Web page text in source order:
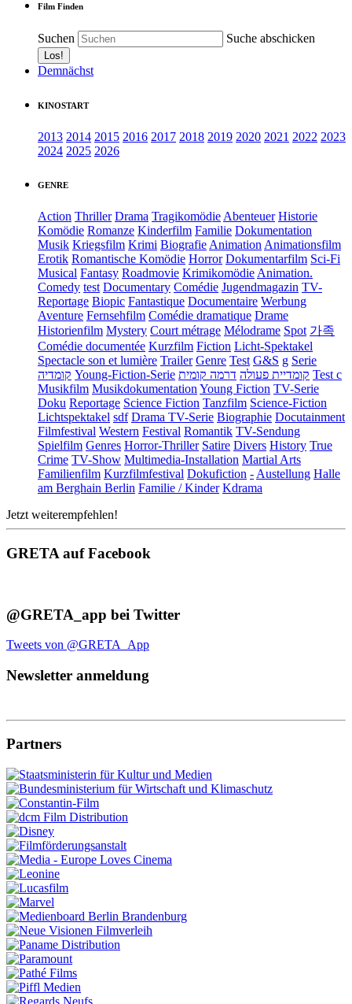
Film Finden
Suchen Suche abschicken
Demnächst
KINOSTART
2013 2014 2015 2016 2017 2018 2019 2020 2021 2022 2023
2024 2025 2026
GENRE
Action Thriller Drama TragikomödieAbenteuer Historie
Komödie Romanze Kinderfilm Familie Dokumentation
Musik Kriegsfilm Krimi BiografieAnimationAnimationsfilm
Erotik Romantische Komödie Horror Dokumentarfilm Sci-Fi
Musical Fantasy Roadmovie KrimikomödieAnimation.
Comedy test Documentary Comédie Jugendmagazin TV-
Reportage Biopic Fantastique Documentaire Werbung
Aventure Fernsehfilm Comédie dramatique Drame
Historienfilm Mystery Court métrage Mélodrame Spot 가족
Comédie documentée Kurzfilm Fiction Licht-Spektakel
Spectacle son et lumière Trailer Genre Test G&S g Serie
קומדיה Young-Fiction-Serie קומדיית פעולה דרמה קומית
Test c
Musikfilm MusikdokumentationYoung Fiction TV-Serie
Doku Reportage Science Fiction Tanzfilm Science-Fiction
Lichtspektakel sdf Drama TV-Serie Biographie Docutainment
Filmfestival Western Festival Romantik TV-Sendung
Spielfilm Genres Horror-Thriller Satire Divers History True
Crime TV-Show Multimedia-Installation Martial Arts
Familienfilm Kurzfilmfestival Dokufiction -Austellung Halle
am Berghain Berlin Familie / Kinder Kdrama
Jetzt weiterempfehlen!
GRETA auf Facebook
@GRETA_app bei Twitter
Tweets von @GRETA_App
Newsletter anmeldung
Partners